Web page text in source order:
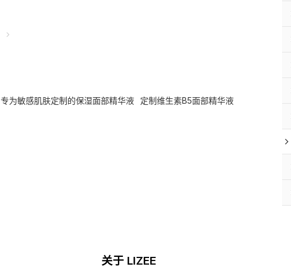
专为敏感肌肤定制的保湿面部精华液 定制维生素B5面部精华液
关于 LIZEE